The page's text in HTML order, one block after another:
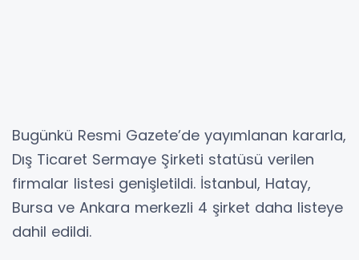
Bugünkü Resmi Gazete’de yayımlanan kararla,
Dış Ticaret Sermaye Şirketi statüsü verilen
firmalar listesi genişletildi. İstanbul, Hatay,
Bursa ve Ankara merkezli 4 şirket daha listeye
dahil edildi.